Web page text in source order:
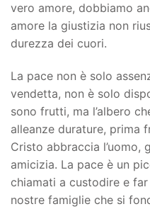
vero amore, dobbiamo
amore la giustizia non
durezza dei cuori.
La pace non è solo
vendetta, non è solo
sono frutti, ma l’albero
alleanze durature, prima
Cristo abbraccia l’uomo,
amicizia. La pace è un
chiamati a custodire e
nostre famiglie che si